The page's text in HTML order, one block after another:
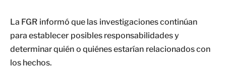
La FGR informó que las investigaciones continúan
para establecer posibles responsabilidades y
determinar quién o quiénes estarían relacionados con
los hechos.